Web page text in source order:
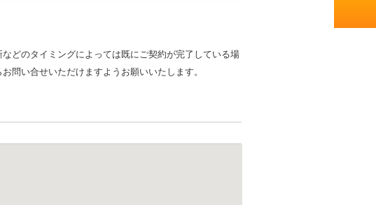
どのタイミングによっては既にご契約が完了している場
問い合せいただけますようお願いいたします。